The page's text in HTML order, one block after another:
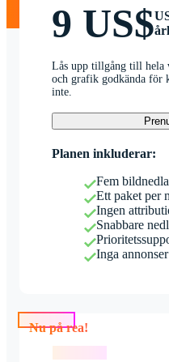
9 US$
Lås upp tillgång till hela
och grafik godkända för
inte.
Planen inkluderar:
Fem
Ett paket per
Ingen
Snabbare
Inga annonser
Nu på rea!